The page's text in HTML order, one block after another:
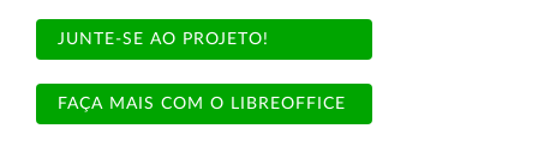
JUNTE-SE AO PROJETO!
FAÇA MAIS COM O LIBREOFFICE